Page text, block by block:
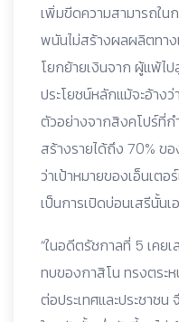
เพิ่มขีดความสามารถใน
พนันไม่สร้างผลผลิตทา
โยกย้ายเงินจาก ผู้แพ้ไ
ประโยชน์หลักแม้จะอ้าง
ตัวอย่างจากสิงคโปร์ที่
สร้างรายได้ถึง 70% ข
ว่าเป้าหมายของเอ็นเต
เป็นการเปิดบ่อนเสรีนั้นเ
“ในอดีตรัชกาลที่ 5 เคย
ทบของกาสิโน ทรงตระห
ต่อประเทศและประชาชน